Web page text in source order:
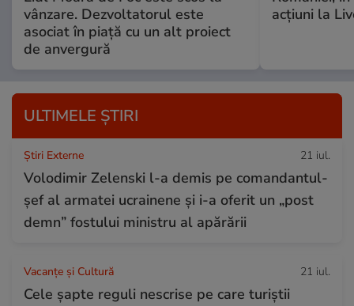
vânzare. Dezvoltatorul este
asociat în piață cu un alt proiect
de anvergură
acțiuni la
ULTIMELE ȘTIRI
Știri Externe 21 iul.
Volodimir Zelenski l-a demis pe comandantul-
șef al armatei ucrainene și i-a oferit un „post
demn” fostului ministru al apărării
Vacanțe și Cultură 21 iul.
Cele șapte reguli nescrise pe care turiștii